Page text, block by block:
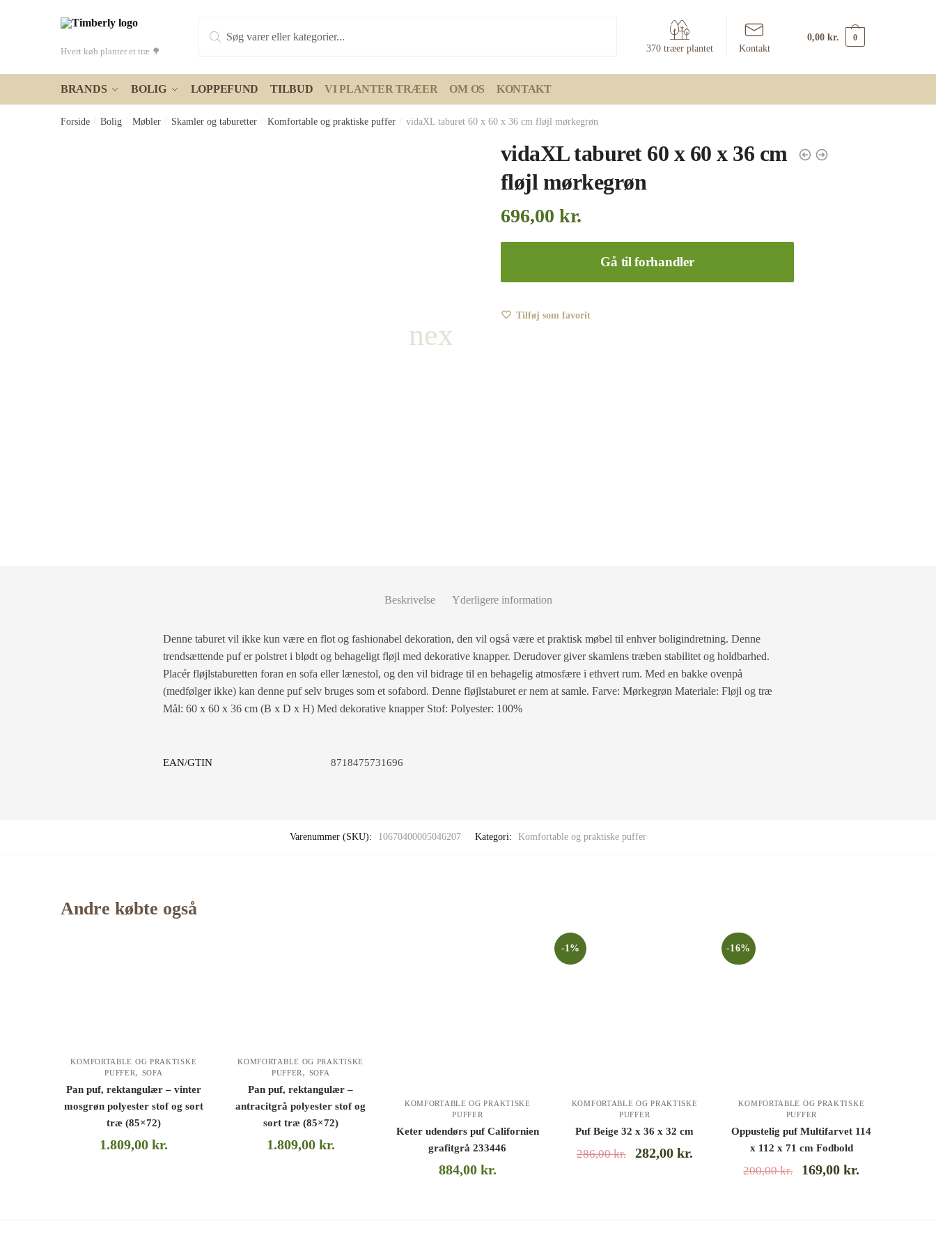
Hvert køb planter et træ 🌳
search
370 træer plantet Kontakt
0,00 kr. 0
BRANDS BOLIG LOPPEFUND TILBUD VI PLANTER TRÆER OM OS KONTAKT
Forside Bolig Møbler Skamler og taburetter Komfortable og praktiske puffer vidaXL taburet 60 x 60 x 36 cm fløjl mørkegrøn
vidaXL taburet 60 x 60 x 36 cm
fløjl mørkegrøn
696,00 kr.
Gå til forhandler
Tilføj som favorit
Beskrivelse Yderligere information
Denne taburet vil ikke kun være en flot og fashionabel dekoration, den vil også være et praktisk møbel til enhver boligindretning. Denne
trendsættende puf er polstret i blødt og behageligt fløjl med dekorative knapper. Derudover giver skamlens træben stabilitet og holdbarhed.
Placér fløjlstaburetten foran en sofa eller lænestol, og den vil bidrage til en behagelig atmosfære i ethvert rum. Med en bakke ovenpå
(medfølger ikke) kan denne puf selv bruges som et sofabord. Denne fløjlstaburet er nem at samle. Farve: Mørkegrøn Materiale: Fløjl og træ
Mål: 60 x 60 x 36 cm (B x D x H) Med dekorative knapper Stof: Polyester: 100%
EAN/GTIN 8718475731696
Varenummer (SKU): 10670400005046207 Kategori: Komfortable og praktiske puffer
Andre købte også
KOMFORTABLE OG PRAKTISKE
PUFFER, SOFA
Pan puf, rektangulær – vinter
mosgrøn polyester stof og sort
træ (85×72)
1.809,00 kr.
KOMFORTABLE OG PRAKTISKE
PUFFER , SOFA
Pan puf, rektangulær –
antracitgrå polyester stof og
sort træ (85×72)
1.809,00 kr.
KOMFORTABLE OG PRAKTISKE
PUFFER
Keter udendørs puf Californien
grafitgrå 233446
884,00 kr.
-1%
KOMFORTABLE OG PRAKTISKE
PUFFER
Puf Beige 32 x 36 x 32 cm
286,00kr. 282,00 kr.
-16%
KOMFORTABLE OG PRAKTISKE
PUFFER
Oppustelig puf Multifarvet 114
x 112 x 71 cm Fodbold
200,00kr. 169,00kr.